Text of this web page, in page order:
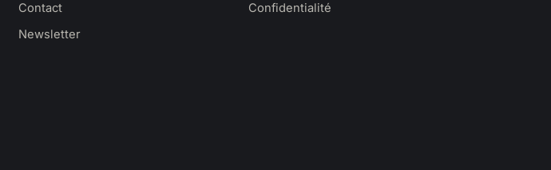
Contact
Newsletter
Confidentialité